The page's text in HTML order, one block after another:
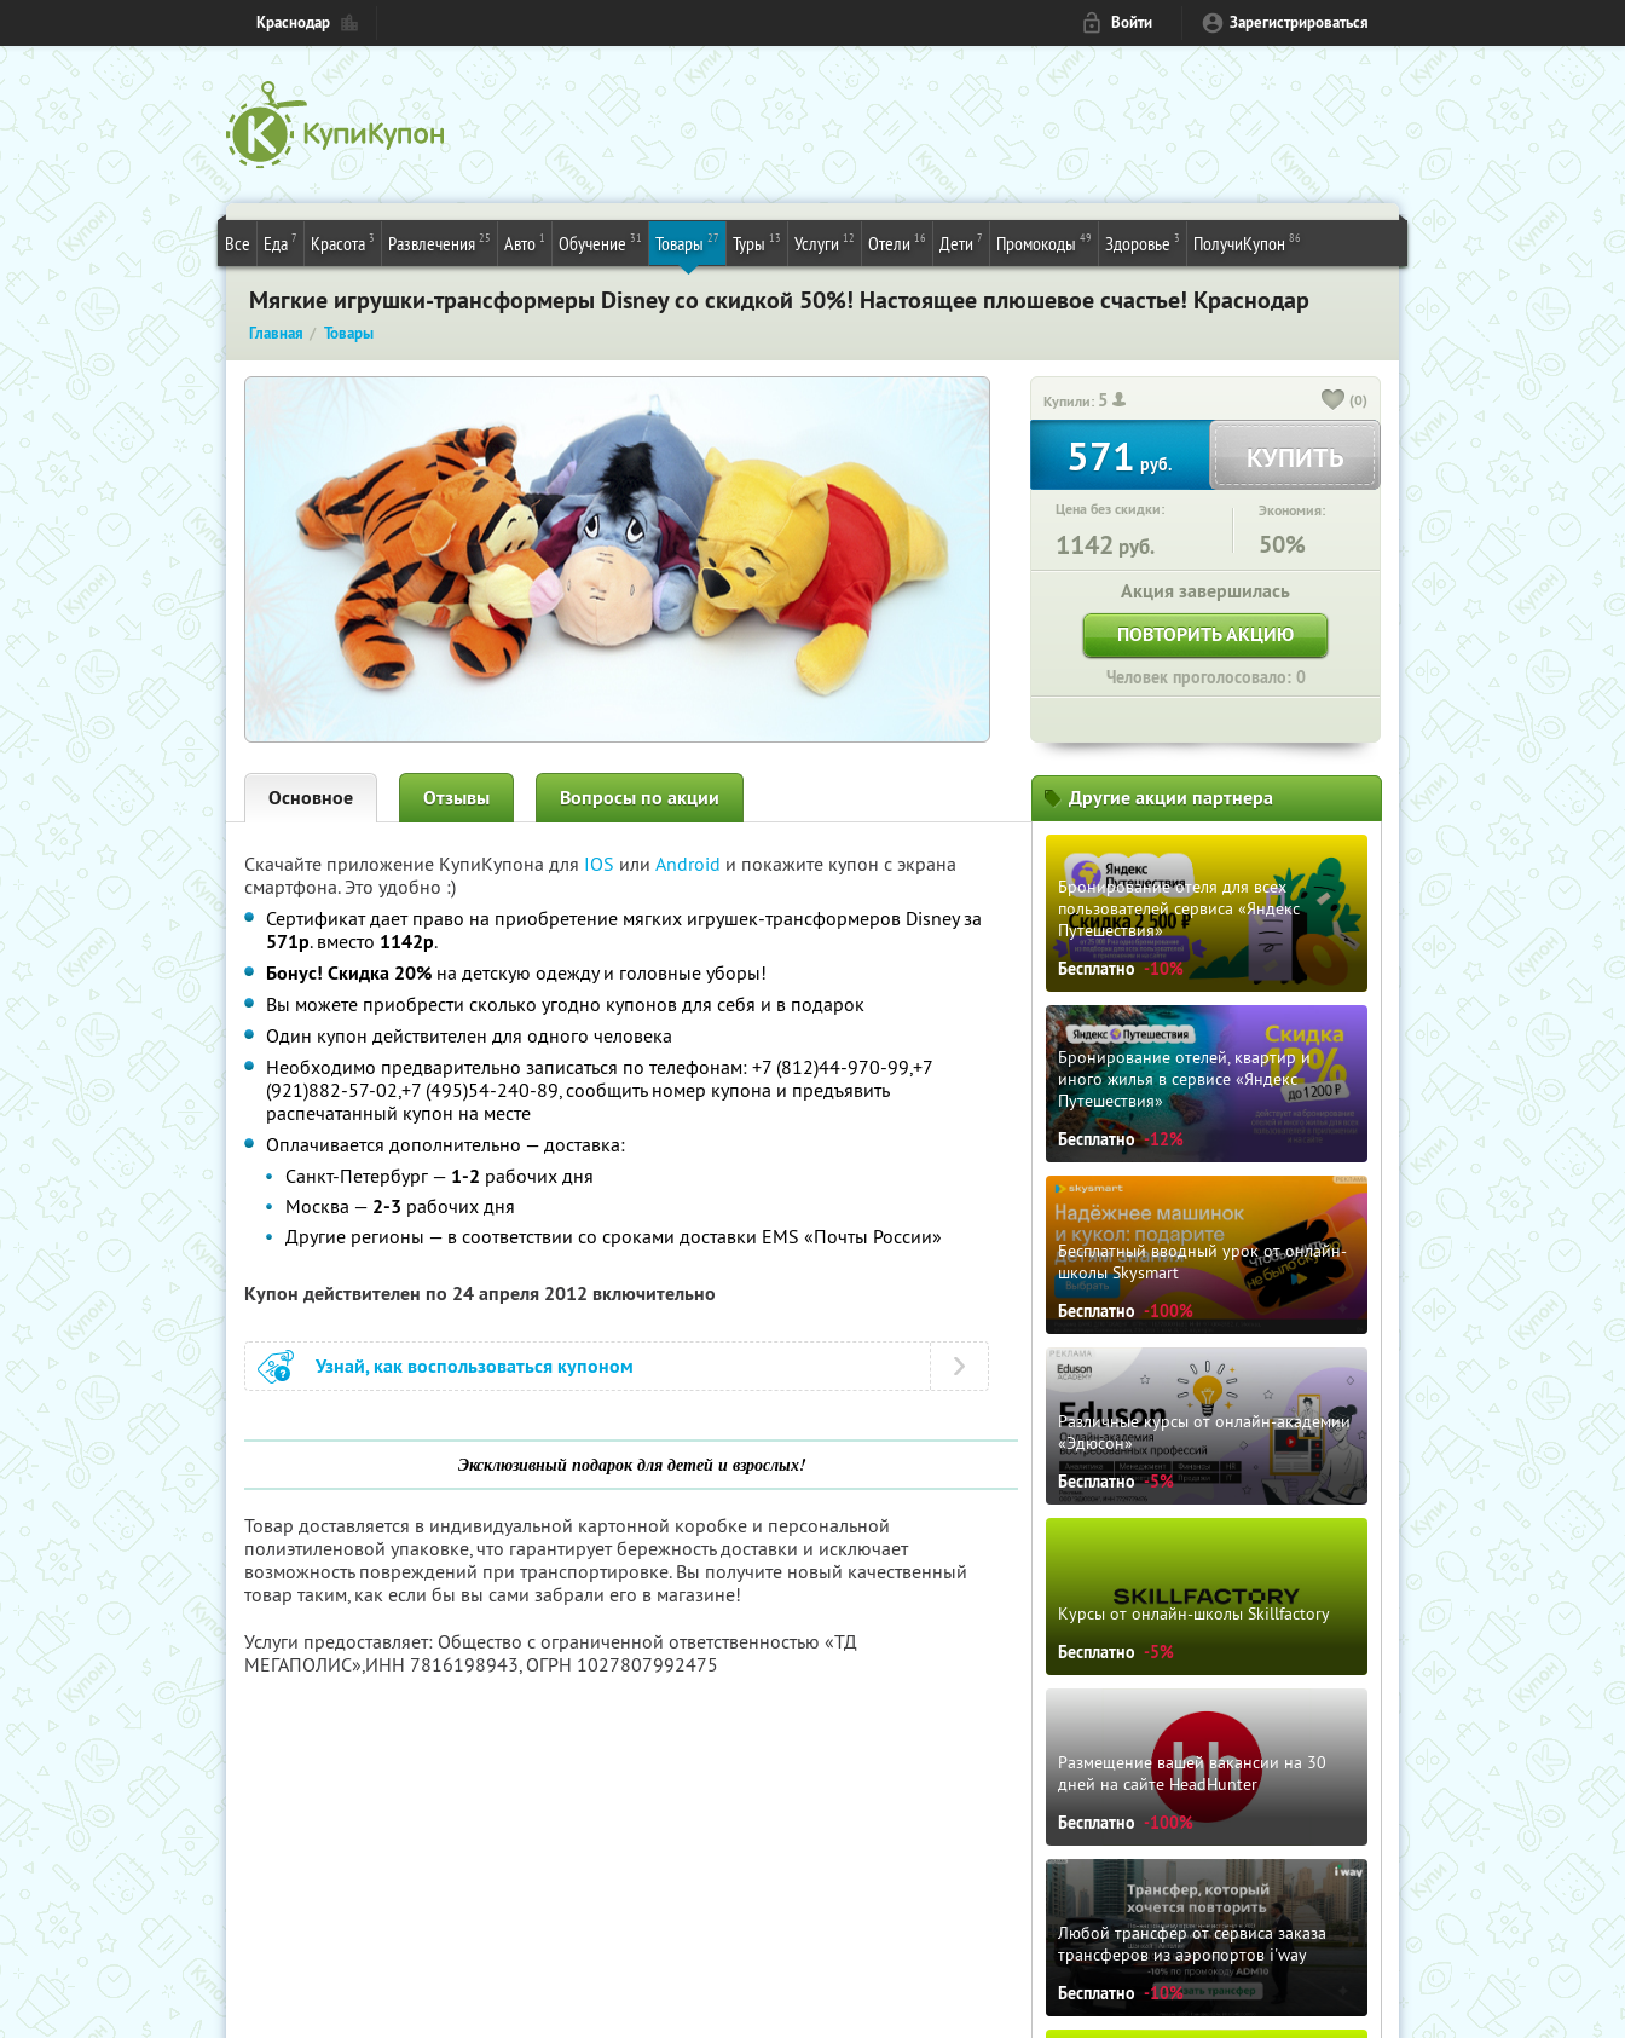
Краснодар Войти Зарегистрироваться
Все Еда 7 Красота 3 Развлечения 25 Авто 1 Обучение 31 Товары 27 Туры 13 Услуги 12 Отели 16 Дети 7 Промокоды 49 Здоровье 3 ПолучиКупон 86
Мягкие игрушки-трансформеры Disney со скидкой 50%! Настоящее плюшевое счастье! Краснодар
Главная Товары
Купили: 5 (0)
571 руб. КУПИТЬ
Цена без скидки:
1142 руб.
Экономия:
50%
Акция завершилась
ПОВТОРИТЬ АКЦИЮ
Человек проголосовало: 0
Основное Отзывы Вопросы по акции
Скачайте приложение КупиКупона для IOS или Android и покажите купон с экрана
смартфона. Это удобно :)
Сертификат дает право на приобретение мягких игрушек-трансформеров Disney за
571р. вместо 1142р.
Бонус! Скидка 20% на детскую одежду и головные уборы!
Вы можете приобрести сколько угодно купонов для себя и в подарок
Один купон действителен для одного человека
Необходимо предварительно записаться по телефонам: +7 (812)44-970-99,+7
(921)882-57-02,+7 (495)54-240-89, сообщить номер купона и предъявить
распечатанный купон на месте
Оплачивается дополнительно — доставка:
Санкт-Петербург — 1-2 рабочих дня
Москва — 2-3 рабочих дня
Другие регионы — в соответствии со сроками доставки EMS «Почты России»
Купон действителен по 24 апреля 2012 включительно
Узнай, как воспользоваться купоном
Эксклюзивный подарок для детей и взрослых!
Товар доставляется в индивидуальной картонной коробке и персональной
полиэтиленовой упаковке, что гарантирует бережность доставки и исключает
возможность повреждений при транспортировке. Вы получите новый качественный
товар таким, как если бы вы сами забрали его в магазине!
Услуги предоставляет: Общество с ограниченной ответственностью «ТД
МЕГАПОЛИС»,ИНН 7816198943, ОГРН 1027807992475
Другие акции партнера
Бронирование отеля для всех
пользователей сервиса «Яндекс
Путешествия»
Бесплатно -10%
Бронирование отелей, квартир и
иного жилья в сервисе «Яндекс
Путешествия»
Бесплатно -12%
Бесплатный вводный урок от онлайн-
школы Skysmart
Бесплатно -100%
Различные курсы от онлайн-академии
«Эдюсон»
Бесплатно -5%
Курсы от онлайн-школы Skillfactory
Бесплатно -5%
Размещение вашей вакансии на 30
дней на сайте HeadHunter
Бесплатно -100%
Любой трансфер от сервиса заказа
трансферов из аэропортов i'way
Бесплатно -10%